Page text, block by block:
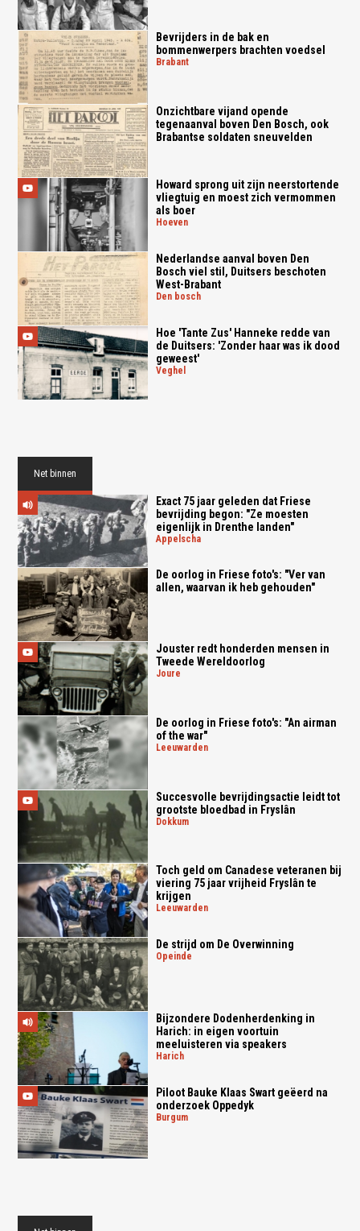
Bevrijders in de bak en
bommenwerpers brachten voedsel
brabant
Onzichtbare vijand opende
tegenaanval boven Den Bosch, ook
Brabantse soldaten sneuvelden
Howard sprong uit zijn neerstortende
vliegtuig en moest zich vermommen
als boer
hoeven
Nederlandse aanval boven Den
Bosch viel stil, Duitsers beschoten
West-Brabant
den bosch
Hoe 'Tante Zus' Hanneke redde van
de Duitsers: 'Zonder haar was ik dood
geweest'
veghel
Net binnen
Exact 75 jaar geleden dat Friese
bevrijding begon: "Ze moesten
eigenlijk in Drenthe landen"
appelscha
De oorlog in Friese foto's: "Ver van
allen, waarvan ik heb gehouden"
Jouster redt honderden mensen in
Tweede Wereldoorlog
joure
De oorlog in Friese foto's: "An airman
of the war"
leeuwarden
Succesvolle bevrijdingsactie leidt tot
grootste bloedbad in Fryslân
dokkum
Toch geld om Canadese veteranen bij
viering 75 jaar vrijheid Fryslân te
krijgen
leeuwarden
De strijd om De Overwinning
opeinde
Bijzondere Dodenherdenking in
Harich: in eigen voortuin
meeluisteren via speakers
harich
Piloot Bauke Klaas Swart geëerd na
onderzoek Oppedyk
burgum